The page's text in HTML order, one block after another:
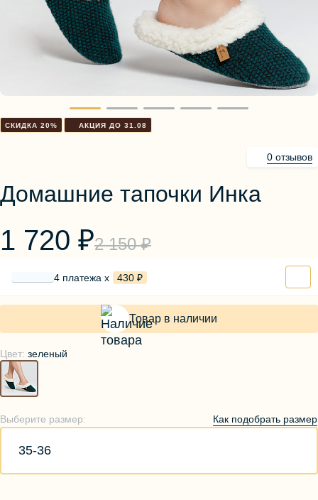
Блузы, толстовки
Пуловеры
Платья
Домашние тапочки Инка
0 отзывов
СКИДКА 20% АКЦИЯ ДО 31.08
Цвет: зеленый
Выберите размер: Как подобрать размер
35-36
2 150 ₽
1 720 ₽
4 платежа х 430 ₽
Товар в наличии